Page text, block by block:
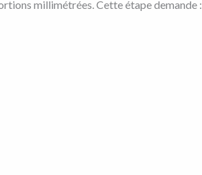
millimétrées. Cette étape demande :